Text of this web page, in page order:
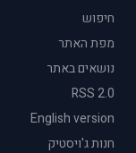
חיפוש
מפת האתר
נושאים באתר
RSS 2.0
English version
חנות ג'ויסטיק